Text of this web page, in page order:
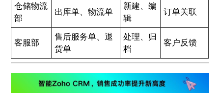
仓储物流
部
出库单、物流单
新建、编
辑
订单关联
客服部
售后服务单、退
货单
处理、归
档
客户反馈